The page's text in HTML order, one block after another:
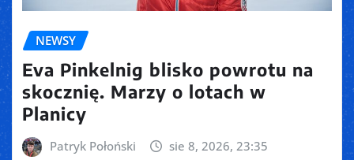
NEWSY
Eva Pinkelnig blisko powrotu na
skocznię. Marzy o lotach w
Planicy
Patryk Połoński sie 8, 2026, 23:35